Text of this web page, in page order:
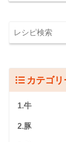
カテゴリ
1.牛
2.豚